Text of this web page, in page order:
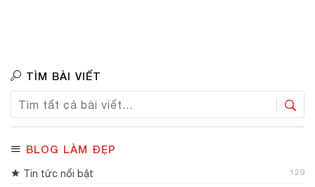
TÌM BÀI VIẾT
BLOG LÀM ĐẸP
Tin tức nổi bật 129